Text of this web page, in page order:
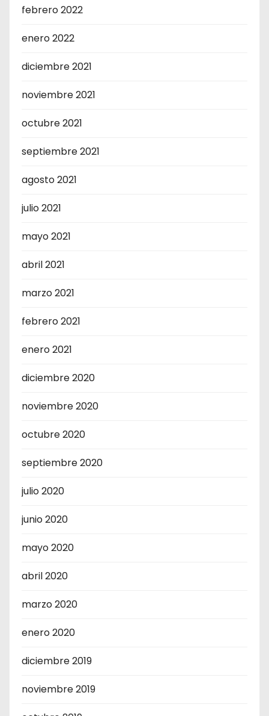
febrero 2022
enero 2022
diciembre 2021
noviembre 2021
octubre 2021
septiembre 2021
agosto 2021
julio 2021
mayo 2021
abril 2021
marzo 2021
febrero 2021
enero 2021
diciembre 2020
noviembre 2020
octubre 2020
septiembre 2020
julio 2020
junio 2020
mayo 2020
abril 2020
marzo 2020
enero 2020
diciembre 2019
noviembre 2019